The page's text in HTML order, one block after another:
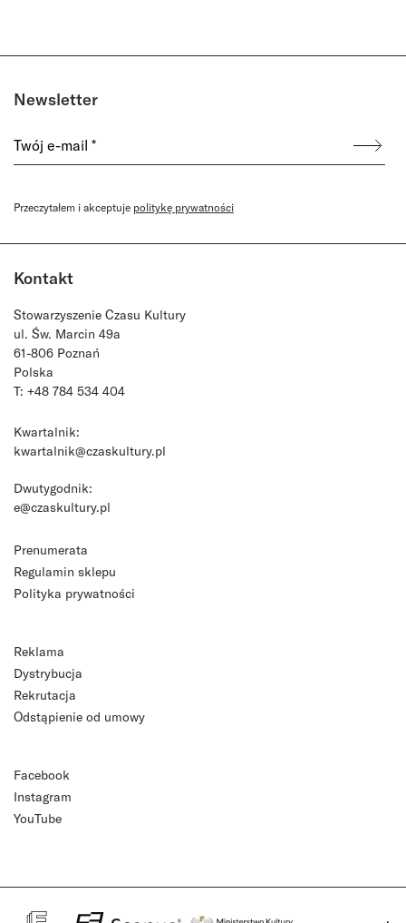
Newsletter
Przeczytałem i akceptuje politykę prywatności
Kontakt
Stowarzyszenie Czasu Kultury
ul. Św. Marcin 49a
61-806 Poznań
Polska
T: +48 784 534 404
Kwartalnik:
kwartalnik@czaskultury.pl
Dwutygodnik:
e@czaskultury.pl
Prenumerata
Regulamin sklepu
Polityka prywatności
Reklama
Dystrybucja
Rekrutacja
Odstąpienie od umowy
Facebook
Instagram
YouTube